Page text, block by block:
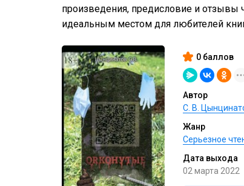
произведения, предисловие и отзывы
идеальным местом для любителей
0 баллов
Автор
С. В.
Жанр
Серьезное
Дата выхода
02 марта 2022